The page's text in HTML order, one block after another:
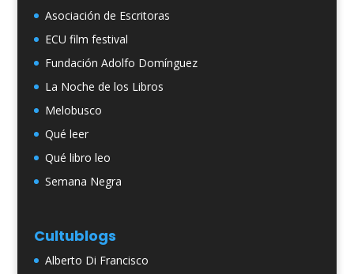
Asociación de Escritoras
ECU film festival
Fundación Adolfo Domínguez
La Noche de los Libros
Melobusco
Qué leer
Qué libro leo
Semana Negra
Cultublogs
Alberto Di Francisco